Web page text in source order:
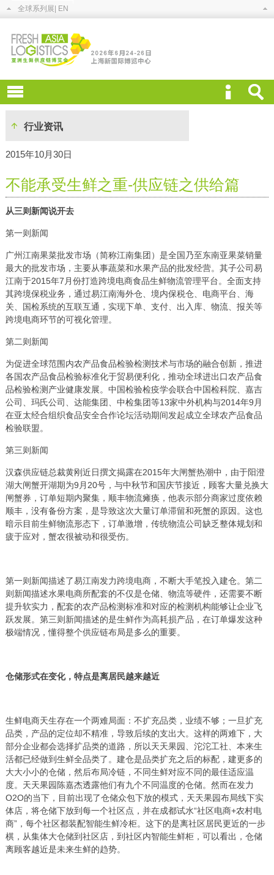
全球系列展 | EN
行业资讯
2015年10月30日
不能承受生鲜之重-供应链之供给篇
从三则新闻说开去
第一则新闻
广州江南果菜批发市场（简称江南集团）是全国乃至东南亚果菜销量
最大的批发市场，主要从事蔬菜和水果产品的批发经营。其子公司易
江南于2015年7月份打造跨境电商食品生鲜物流管理平台。全面支持
其跨境保税业务，通过易江南海外仓、境内保税仓、电商平台、海
关、国检系统的互联互通，实现下单、支付、出入库、物流、报关等
跨境电商环节的可视化管理。
第二则新闻
为促进全球范围内农产品食品检验检测技术与市场的融合创新，推进
各国农产品食品检验标准化于贸易便利化，推动全球进出口农产品食
品检验检测产业健康发展。中国检验检疫学会联合中国检科院、嘉吉
公司、玛氏公司、达能集团、中检集团等13家中外机构与2014年9月
在亚太经合组织食品安全合作论坛活动期间发起成立全球农产品食品
检验联盟。
第三则新闻
汉森供应链总裁黄刚近日撰文揭露在2015年大闸蟹热潮中，由于阳澄
湖大闸蟹开湖期为9月20号，与中秋节和国庆节接近，顾客大量兑换大
闸蟹券，订单短期内聚集，顺丰物流瘫痪，他表示部分商家过度依赖
顺丰，没有备份方案，是导致这次大量订单滞留和死蟹的原因。这也
暗示目前生鲜物流形态下，订单激增，传统物流公司缺乏整体规划和
疲于应对，蟹农很被动和很受伤。
第一则新闻描述了易江南发力跨境电商，不断大手笔投入建仓。第二
则新闻描述水果电商所配套的不仅是仓储、物流等硬件，还需要不断
提升软实力，配套的农产品检测标准和对应的检测机构能够让企业飞
跃发展。第三则新闻描述的是生鲜作为高耗损产品，在订单爆发这种
极端情况，懂得整个供应链布局是多么的重要。
仓储形式在变化，特点是离居民越来越近
生鲜电商天生存在一个两难局面：不扩充品类，业绩不够；一旦扩充
品类，产品的定位却不精准，导致后续的支出大。这样的两难下，大
部分企业都会选择扩品类的道路，所以天天果园、沱沱工社、本来生
活都已经做到生鲜全品类了。建仓是品类扩充之后的标配，建更多的
大大小小的仓储，然后布局冷链，不同生鲜对应不同的最佳适应温
度。天天果园陈嘉杰透露他们有九个不同温度的仓储。然而在发力
O2O的当下，目前出现了仓储众包下放的模式，天天果园布局线下实
体店，将仓储下放到每一个社区点，并在成都试水“社区电商+农村电
商”，每个社区都装配智能生鲜冷柜。这下的是离社区居民更近的一步
棋，从集体大仓储到社区店，到社区内智能生鲜柜，可以看出，仓储
离顾客越近是未来生鲜的趋势。